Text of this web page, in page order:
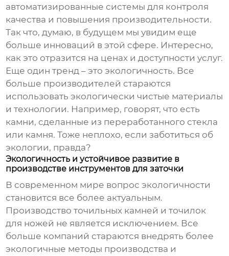
автоматизированные системы для контроля
качества и повышения производительности.
Так что, думаю, в будущем мы увидим еще
больше инноваций в этой сфере. Интересно,
как это отразится на ценах и доступности услуг.
Еще один тренд – это экологичность. Все
больше производителей стараются
использовать экологически чистые материалы
и технологии. Например, говорят, что есть
камни, сделанные из переработанного стекла
или камня. Тоже неплохо, если заботиться об
экологии, правда?
Экологичность и устойчивое развитие в
производстве инструментов для заточки
В современном мире вопрос экологичности
становится все более актуальным.
Производствоточильных камней иточилок
для ножей не является исключением. Все
больше компаний стараются внедрять более
экологичные методы производства и